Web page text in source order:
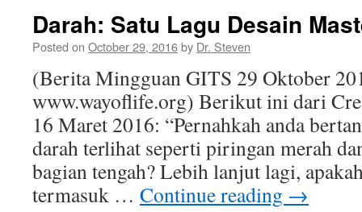
Darah: Satu Lagu Desain
Posted on October 29, 2016by Dr. Steven
(Berita Mingguan GITS 29 Oktober
www.wayoflife.org) Berikut ini dari
16 Maret 2016: “Pernahkah anda
darah terlihat seperti piringan merah
bagian tengah? Lebih lanjut lagi,
termasuk … Continue reading →